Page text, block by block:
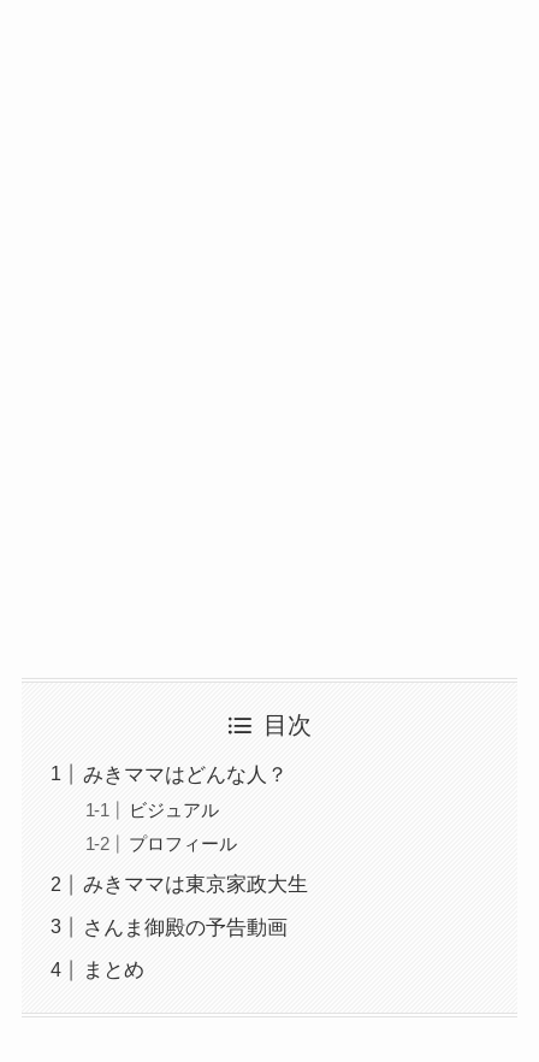
目次
みきママはどんな人？
ビジュアル
プロフィール
みきママは東京家政大生
さんま御殿の予告動画
まとめ